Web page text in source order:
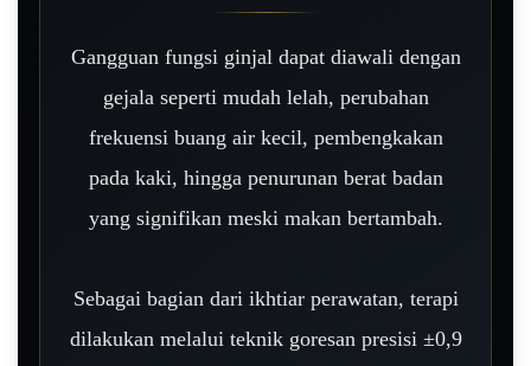
Gangguan fungsi ginjal dapat diawali dengan
gejala seperti mudah lelah, perubahan
frekuensi buang air kecil, pembengkakan
pada kaki, hingga penurunan berat badan
yang signifikan meski makan bertambah.
Sebagai bagian dari ikhtiar perawatan, terapi
dilakukan melalui teknik goresan presisi ±0,9